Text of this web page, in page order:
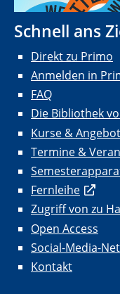
Schnell ans
Direkt zu Primo
Anmelden in
FAQ
Die Bibliothek
Kurse &
Termine &
Fernleihe
Zugriff von zu
Open Access
Social-Media-
Kontakt